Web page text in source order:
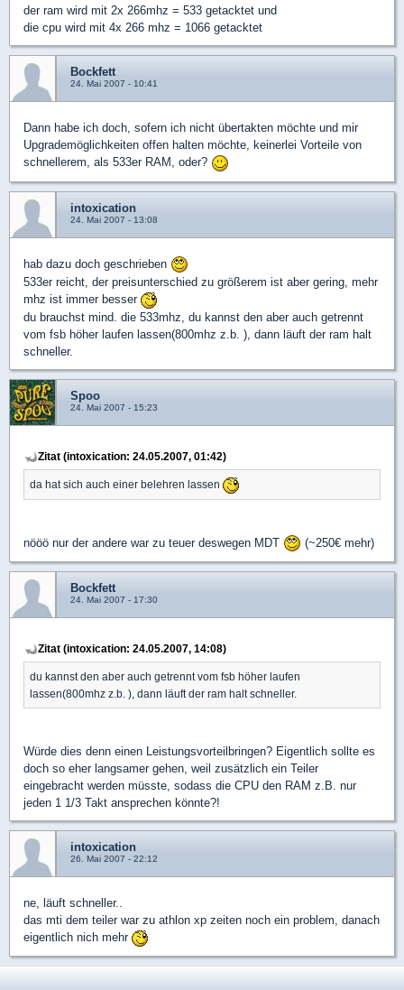
der ram wird mit 2x 266mhz = 533 getacktet und
die cpu wird mit 4x 266 mhz = 1066 getacktet
Bockfett
24. Mai 2007 - 10:41
Dann habe ich doch, sofern ich nicht übertakten möchte und mir
Upgrademöglichkeiten offen halten möchte, keinerlei Vorteile von
schnellerem, als 533er RAM, oder?
intoxication
24. Mai 2007 - 13:08
hab dazu doch geschrieben
533er reicht, der preisunterschied zu größerem ist aber gering, mehr
mhz ist immer besser
du brauchst mind. die 533mhz, du kannst den aber auch getrennt
vom fsb höher laufen lassen(800mhz z.b. ), dann läuft der ram halt
schneller.
Spoo
24. Mai 2007 - 15:23
Zitat (intoxication: 24.05.2007, 01:42)
da hat sich auch einer belehren lassen
nööö nur der andere war zu teuer deswegen MDT (~250€ mehr)
Bockfett
24. Mai 2007 - 17:30
Zitat (intoxication: 24.05.2007, 14:08)
du kannst den aber auch getrennt vom fsb höher laufen
lassen(800mhz z.b. ), dann läuft der ram halt schneller.
Würde dies denn einen Leistungsvorteilbringen? Eigentlich sollte es
doch so eher langsamer gehen, weil zusätzlich ein Teiler
eingebracht werden müsste, sodass die CPU den RAM z.B. nur
jeden 1 1/3 Takt ansprechen könnte?!
intoxication
26. Mai 2007 - 22:12
ne, läuft schneller..
das mti dem teiler war zu athlon xp zeiten noch ein problem, danach
eigentlich nich mehr